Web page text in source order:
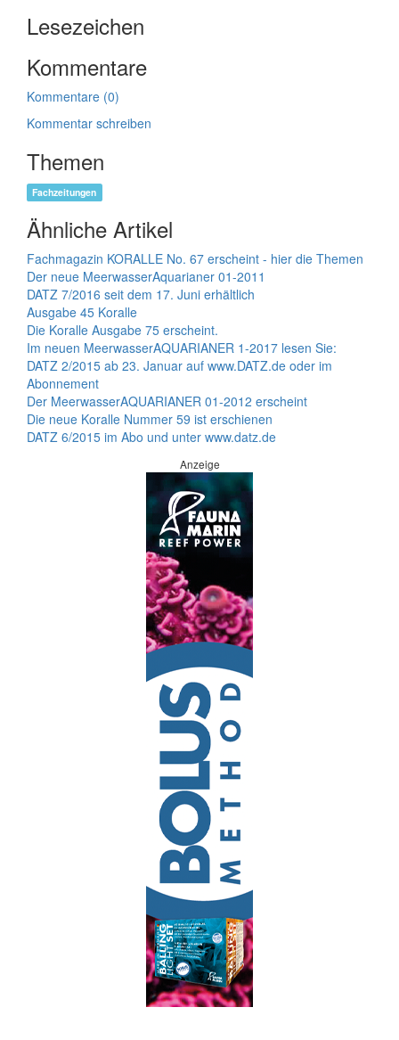
Lesezeichen
Kommentare
Kommentare (0)
Kommentar schreiben
Themen
Fachzeitungen
Ähnliche Artikel
Fachmagazin KORALLE No. 67 erscheint - hier die Themen
Der neue MeerwasserAquarianer 01-2011
DATZ 7/2016 seit dem 17. Juni erhältlich
Ausgabe 45 Koralle
Die Koralle Ausgabe 75 erscheint.
Im neuen MeerwasserAQUARIANER 1-2017 lesen Sie:
DATZ 2/2015 ab 23. Januar auf www.DATZ.de oder im
Abonnement
Der MeerwasserAQUARIANER 01-2012 erscheint
Die neue Koralle Nummer 59 ist erschienen
DATZ 6/2015 im Abo und unter www.datz.de
Anzeige